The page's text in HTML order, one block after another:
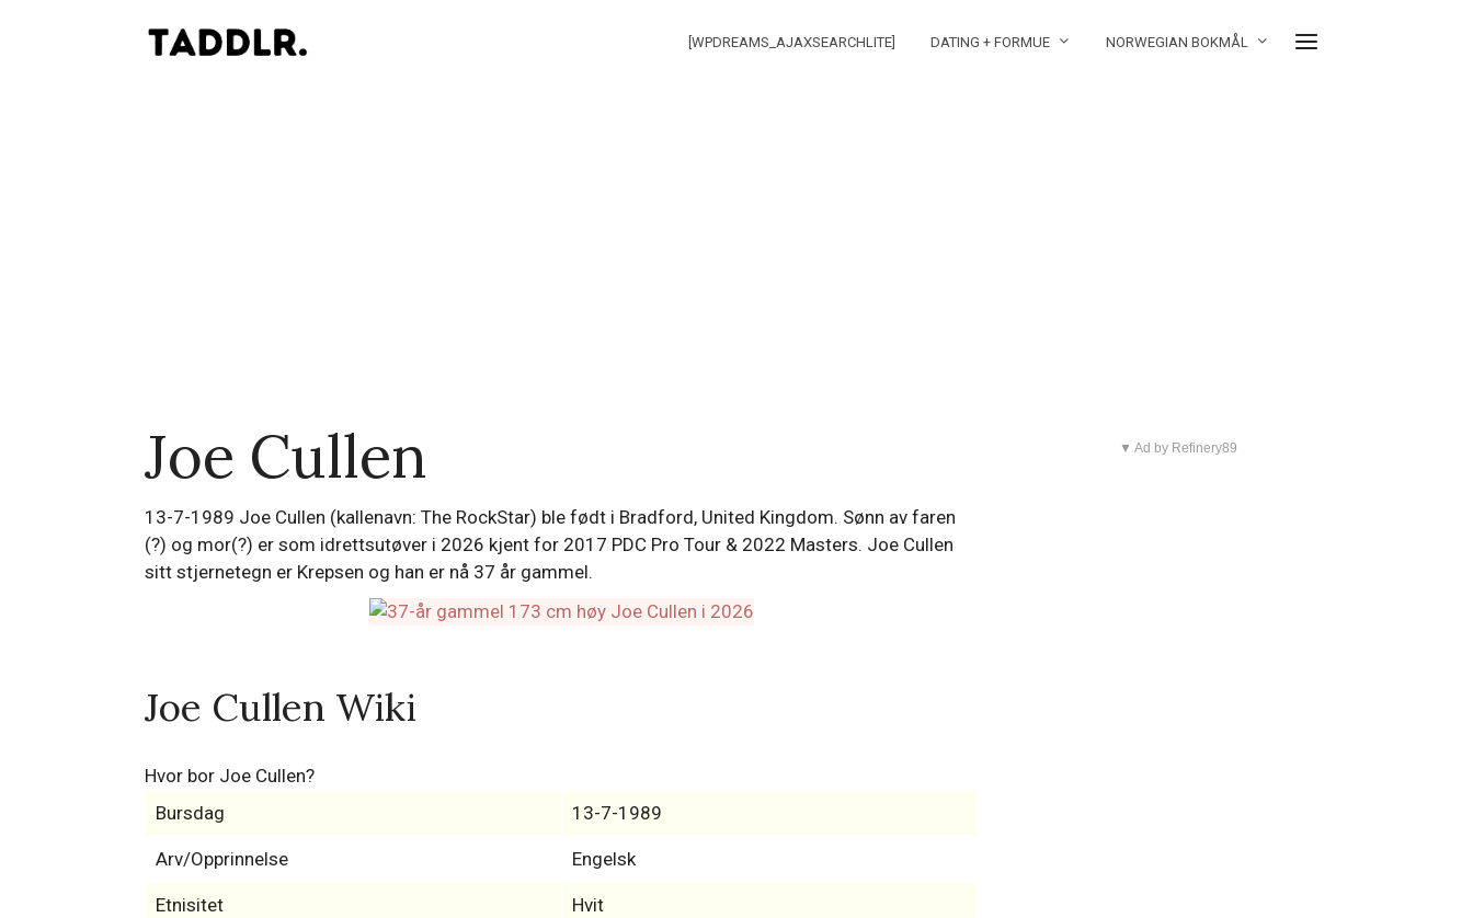
[WPDREAMS_AJAXSEARCHLITE] DATING + FORMUE NORWEGIAN BOKMÅL
Joe Cullen
13-7-1989 Joe Cullen (kallenavn: The RockStar) ble født i Bradford, United Kingdom. Sønn av faren
(?) og mor(?) er som idrettsutøver i 2026 kjent for 2017 PDC Pro Tour & 2022 Masters. Joe Cullen
sitt stjernetegn er Krepsen og han er nå 37 år gammel.
Joe Cullen Wiki
Hvor bor Joe Cullen?
Bursdag
13-7-1989
Arv/Opprinnelse Engelsk
Etnisitet Hvit
▼ Ad by Refinery89